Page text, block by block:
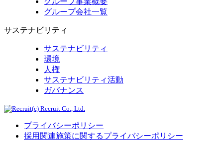
グループ会社一覧
サステナビリティ
サステナビリティ
環境
人権
サステナビリティ活動
ガバナンス
(c) Recruit Co., Ltd.
プライバシーポリシー
採用関連施策に関するプライバシーポリシー